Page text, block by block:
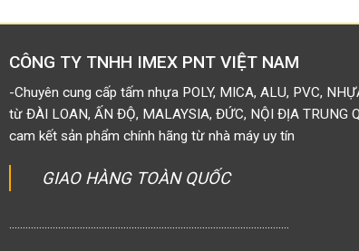
CÔNG TY TNHH IMEX PNT VIỆT NAM
-Chuyên cung cấp tấm nhựa POLY, MICA, ALU, PVC,
từ ĐÀI LOAN, ẤN ĐỘ, MALAYSIA, ĐỨC, NỘI ĐỊA TRUNG
cam kết sản phẩm chính hãng từ nhà máy uy tín
GIAO HÀNG TOÀN QUỐC